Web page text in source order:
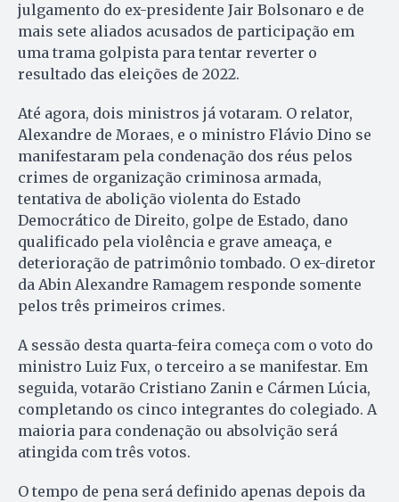
julgamento do ex-presidente Jair Bolsonaro e de
mais sete aliados acusados de participação em
uma trama golpista para tentar reverter o
resultado das eleições de 2022.
Até agora, dois ministros já votaram. O relator,
Alexandre de Moraes, e o ministro Flávio Dino se
manifestaram pela condenação dos réus pelos
crimes de organização criminosa armada,
tentativa de abolição violenta do Estado
Democrático de Direito, golpe de Estado, dano
qualificado pela violência e grave ameaça, e
deterioração de patrimônio tombado. O ex-diretor
da Abin Alexandre Ramagem responde somente
pelos três primeiros crimes.
A sessão desta quarta-feira começa com o voto do
ministro Luiz Fux, o terceiro a se manifestar. Em
seguida, votarão Cristiano Zanin e Cármen Lúcia,
completando os cinco integrantes do colegiado. A
maioria para condenação ou absolvição será
atingida com três votos.
O tempo de pena será definido apenas depois da